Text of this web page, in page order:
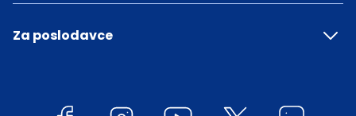
Za poslodavce